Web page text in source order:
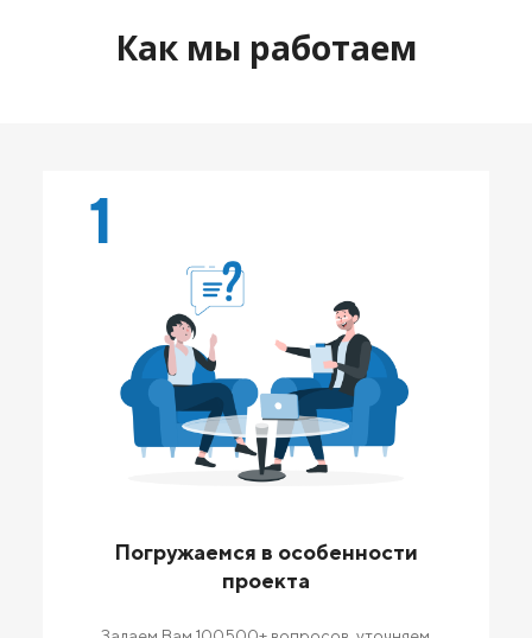
Как мы работаем
1
Погружаемся в особенности
проекта